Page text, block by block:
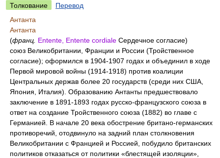
Толкование
Перевод
Антанта
Антанта
(франц. Entente, Entente cordiale Сердечное согласие)
союз Великобритании, Франции и России (Тройственное
согласие); оформился в 1904-1907 годах и объединил в ходе
Первой мировой войны (1914-1918) против коалиции
Центральных держав более 20 государств (среди них США,
Япония, Италия). Образованию Антанты предшествовало
заключение в 1891-1893 годах русско-французского союза в
ответ на создание Тройственного союза (1882) во главе с
Германией. В начале 20 века обострение британо-германских
противоречий, отодвинуло на задний план столкновения
Великобритании с Францией и Россией, побудило британских
политиков отказаться от политики «блестящей изоляции»,